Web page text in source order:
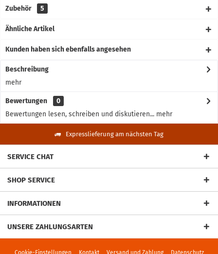
Zubehör 5
Ähnliche Artikel
Kunden haben sich ebenfalls angesehen
Beschreibung
mehr
Bewertungen
0
Bewertungen lesen, schreiben und diskutieren... mehr
Expresslieferung am nächsten Tag
SERVICE CHAT
SHOP SERVICE
INFORMATIONEN
UNSERE ZAHLUNGSARTEN